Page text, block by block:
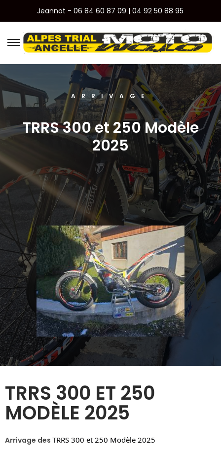
Jeannot - 06 84 60 87 09 | 04 92 50 88 95
ARRIVAGE
TRRS 300 et 250 Modèle
2025
TRRS 300 ET 250
MODÈLE 2025
Arrivage des TRRS 300 et 250 Modèle 2025